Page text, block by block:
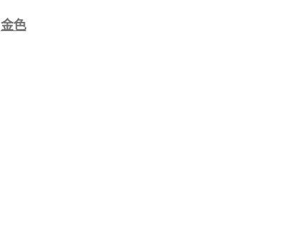
金色